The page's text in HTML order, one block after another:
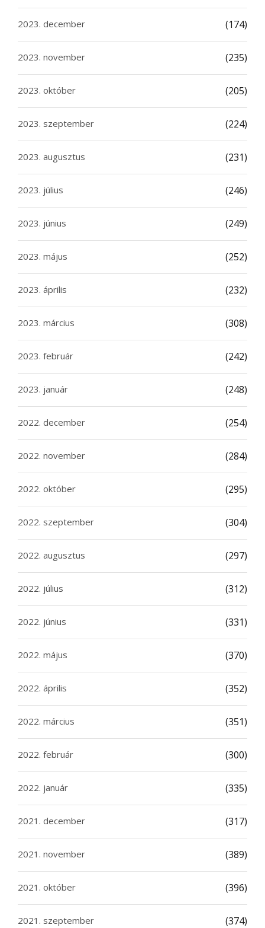
2023. december (174)
2023. november (235)
2023. október (205)
2023. szeptember (224)
2023. augusztus (231)
2023. július (246)
2023. június (249)
2023. május (252)
2023. április (232)
2023. március (308)
2023. február (242)
2023. január (248)
2022. december (254)
2022. november (284)
2022. október (295)
2022. szeptember (304)
2022. augusztus (297)
2022. július (312)
2022. június (331)
2022. május (370)
2022. április (352)
2022. március (351)
2022. február (300)
2022. január (335)
2021. december (317)
2021. november (389)
2021. október (396)
2021. szeptember (374)